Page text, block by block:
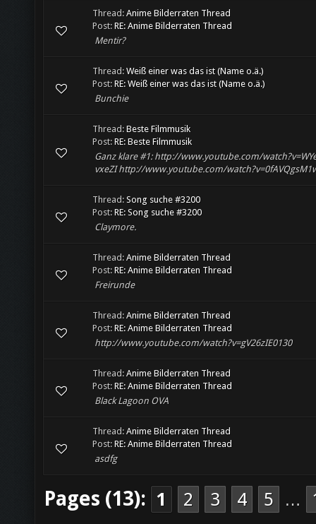
Thread: Anime Bilderraten Thread
Post: RE: Anime Bilderraten Thread
Mentir?
Thread: Weiß einer was das ist (Name o.ä.)
Post: RE: Weiß einer was das ist (Name o.ä.)
Bunchie
Thread: Beste Filmmusik
Post: RE: Beste Filmmusik
Ganz klare #1: http://www.youtube.com/
vxeZI http://www.youtube.com/
Thread: Song suche #3200
Post: RE: Song suche #3200
Claymore.
Thread: Anime Bilderraten Thread
Post: RE: Anime Bilderraten Thread
Freirunde
Thread: Anime Bilderraten Thread
Post: RE: Anime Bilderraten Thread
http://www.youtube.com/watch?v=gV26zIE0130
Thread: Anime Bilderraten Thread
Post: RE: Anime Bilderraten Thread
Black Lagoon OVA
Thread: Anime Bilderraten Thread
Post: RE: Anime Bilderraten Thread
asdfg
Pages (13): 1 2 3 4 5 …